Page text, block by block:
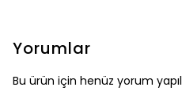
Yorumlar
Bu ürün için henüz yorum